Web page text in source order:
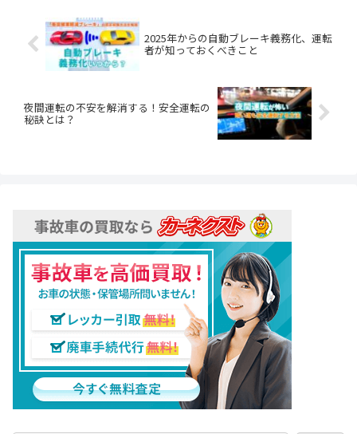
2025年からの自動ブレーキ義務化、運転
者が知っておくべきこと
夜間運転の不安を解消する！安全運転の
秘訣とは？